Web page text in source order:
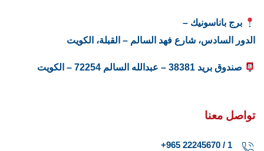
برج باناسونيك –
الدور السادس، شارع فهد السالم – القبلة، الكويت
صندوق بريد 38381 – عبدالله السالم 72254 – الكويت
تواصل معنا
1 / 22245670 965+